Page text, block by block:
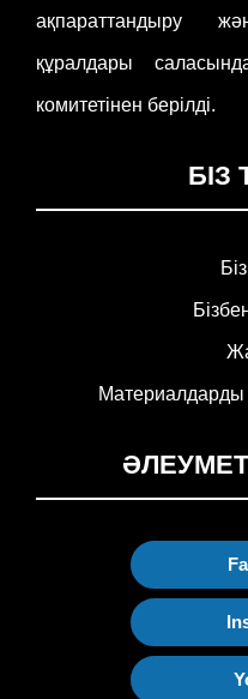
ақпараттандыру
құралдары
комитетінен берілді.
БІЗ